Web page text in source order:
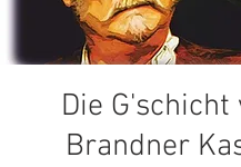
Die G'schicht
Brandner